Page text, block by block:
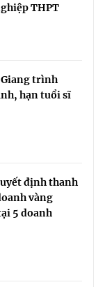
THPT
trình
hạn tuổi sĩ
định thanh
vàng
5 doanh